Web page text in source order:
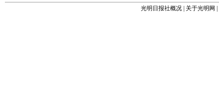
光明日报社概况 关于光明网